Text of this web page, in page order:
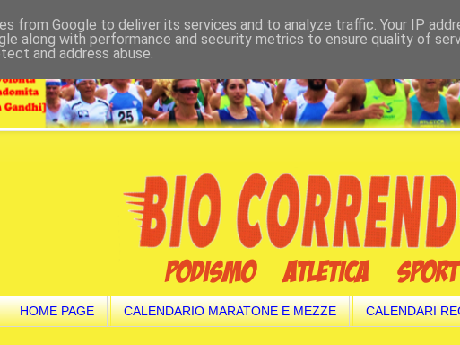
HOME PAGE CALENDARIO MARATONE E MEZZE CALENDARI
from Google to deliver its services and to analyze traffic. Your IP
along with performance and security metrics to ensure quality of
and address abuse.